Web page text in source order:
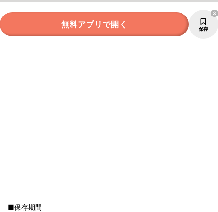
無料アプリで開く 保存
3
■保存期間